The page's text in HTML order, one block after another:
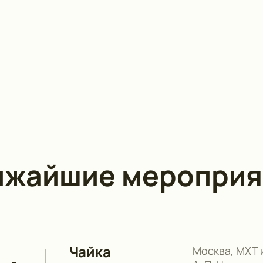
Чайка
Москва, МХТ